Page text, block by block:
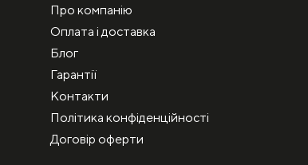
Про компанію
Оплата і доставка
Блог
Гарантії
Контакти
Політика конфіденційності
Договір оферти